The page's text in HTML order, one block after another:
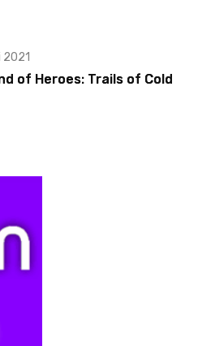
2021
of Heroes: Trails of Cold